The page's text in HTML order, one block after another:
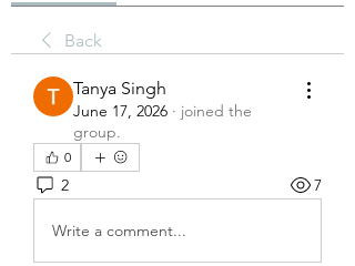
Back
Tanya Singh
June 17, 2026 · joined the
group.
0
2 7
Write a comment...